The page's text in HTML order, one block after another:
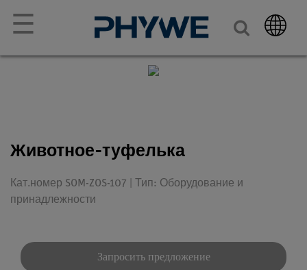
☰
Животное-туфелька
Кат.номер SOM-ZOS-107 | Тип: Оборудование и
принадлежности
Запросить предложение